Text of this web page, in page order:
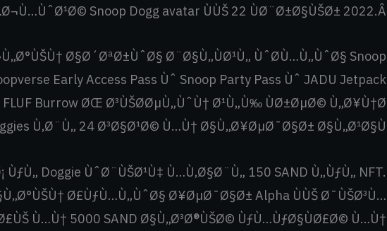
Snoop Dogg avatar ÙÙŠ 22 ÙØ¨Ø±Ø§ÙŠØ± 2022.Â
Ø§Ø´ØªØ±ÙˆØ§ Ø¨Ø§Ù„ÙØ¹Ù„ ÙˆØ­Ù…Ù„ÙˆØ§ Snoop
Early Access Pass Ùˆ Snoop Party Pass Ùˆ JADU Jetpack
Burrow ØŒ Ø³ÙŠØ­ØµÙ„ÙˆÙ† Ø¹Ù„Ù‰ ÙØ±ØµØ© Ù„Ø¥Ù†Ø
Ù‚Ø¨Ù„ 24 Ø³Ø§Ø¹Ø© Ù…Ù† Ø§Ù„Ø¥ØµØ¯Ø§Ø± Ø§Ù„Ø¹Ø§Ù… .
Doggie ÙˆØ¨ÙŠØ¹Ù‡ Ù…Ù‚Ø§Ø¨Ù„ 150 SAND Ù„ÙƒÙ„ NFT.
Ø£ÙƒÙ…Ù„ÙˆØ§ Ø¥ØµØ¯Ø§Ø± Alpha ÙÙŠ Ø¯ÙŠØ³Ù…
Ù…Ù† 5000 SAND Ø§Ù„Ø³Ø®ÙŠØ© ÙƒÙ…ÙƒØ§ÙØ£Ø© Ù…Ù†